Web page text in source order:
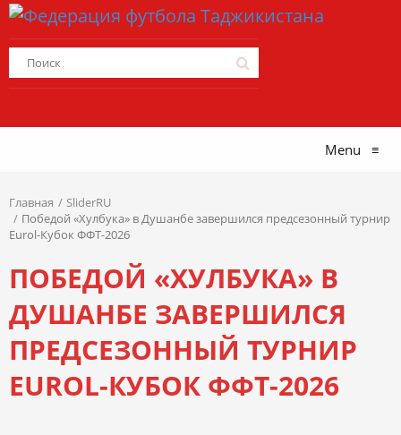
Menu ≡
Главная
SliderRU
Победой «Хулбука» в Душанбе завершился предсезонный турнир
Eurol-Кубок ФФТ-2026
ПОБЕДОЙ «ХУЛБУКА» В
ДУШАНБЕ ЗАВЕРШИЛСЯ
ПРЕДСЕЗОННЫЙ ТУРНИР
EUROL-КУБОК ФФТ-2026